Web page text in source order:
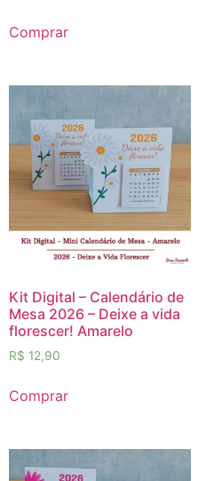
Comprar
Kit Digital – Calendário de
Mesa 2026 – Deixe a vida
florescer! Amarelo
R$ 12,90
Comprar